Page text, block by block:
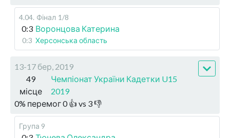
4.04. Фінал 1/8
0:3 Воронцова Катерина
0:3 Херсонська область
13-17 бер, 2019
49
місце
Чемпіонат України Кадетки U15
2019
0% перемог0👍 vs 3👎
Група 9